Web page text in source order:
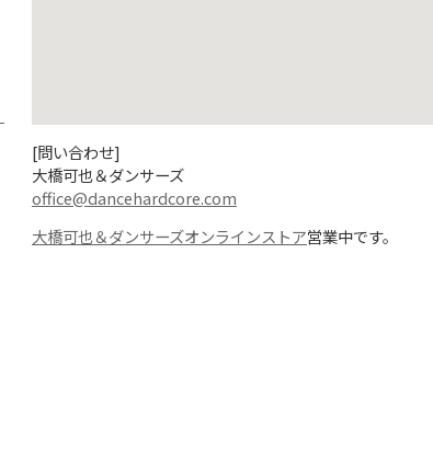
[問い合わせ]
大橋可也＆ダンサーズ
office@dancehardcore.com
大橋可也＆ダンサーズオンラインストア営業中です。